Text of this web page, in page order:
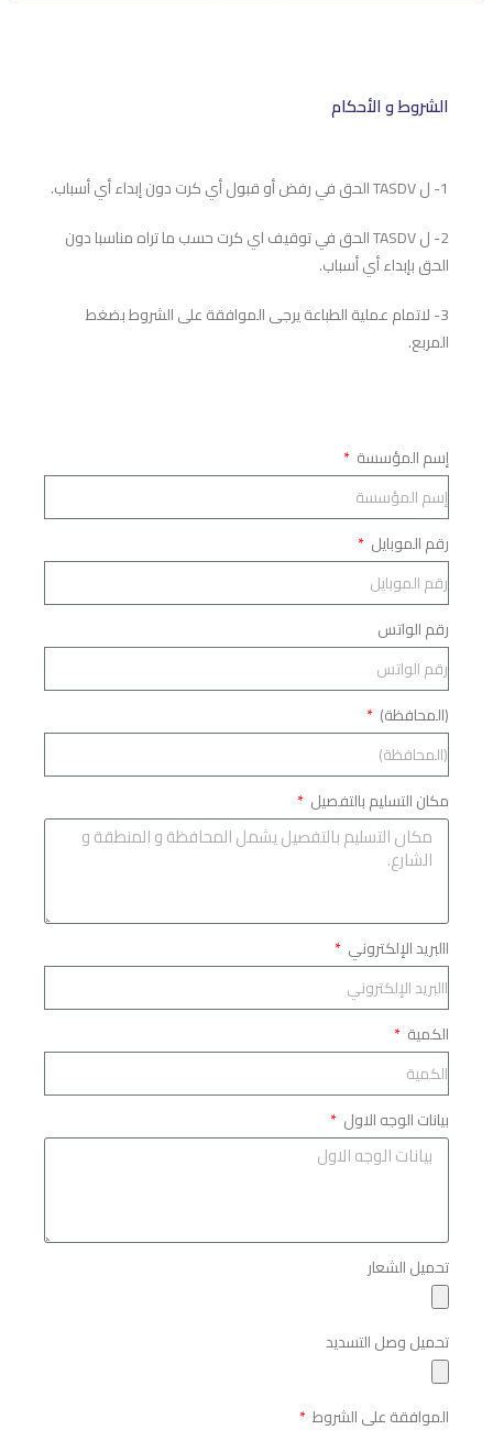
الشروط و الأحكام
1- ل TASDV الحق في رفض أو قبول أي كرت دون إبداء أي أسباب.
2- ل TASDV الحق في توقيف اي كرت حسب ما تراه مناسبا دون
الحق بإبداء أي أسباب.
3- لاتمام عملية الطباعة يرجى الموافقة على الشروط بضغط
المربع.
إسم المؤسسة
رقم الموبايل
رقم الواتس
(المحافظة)
مكان التسليم بالتفصيل
االبريد الإلكتروني
الكمية
بيانات الوجه الاول
تحميل الشعار
تحميل وصل التسديد
الموافقة على الشروط